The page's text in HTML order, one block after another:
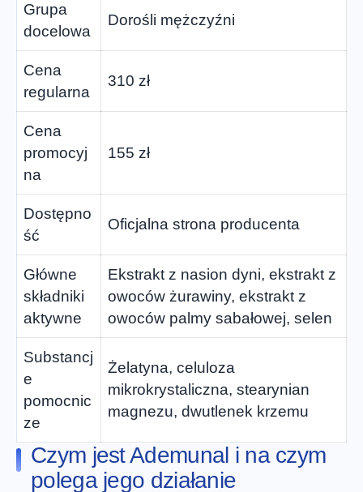
Grupa
docelowa
Dorośli mężczyźni
Cena
regularna
310 zł
Cena
promocyj
na
155 zł
Dostępno
ść
Oficjalna strona producenta
Główne
składniki
aktywne
Ekstrakt z nasion dyni, ekstrakt z
owoców żurawiny, ekstrakt z
owoców palmy sabałowej, selen
Substancj
e
pomocnic
ze
Żelatyna, celuloza
mikrokrystaliczna, stearynian
magnezu, dwutlenek krzemu
Czym jest Ademunal i na czym
polega jego działanie